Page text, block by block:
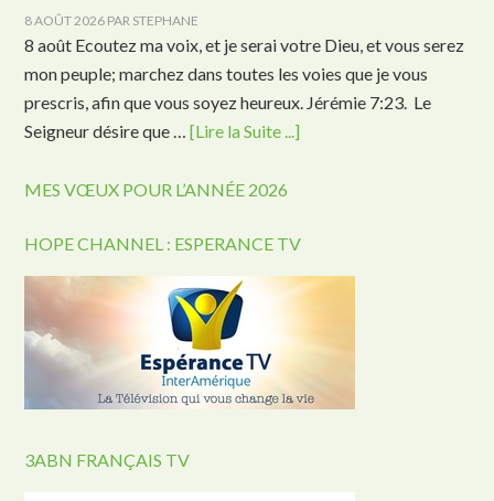
8 AOÛT 2026 PAR STEPHANE
8 août Ecoutez ma voix, et je serai votre Dieu, et vous serez
mon peuple; marchez dans toutes les voies que je vous
prescris, afin que vous soyez heureux. Jérémie 7:23. Le
Seigneur désire que …[Lire la Suite ...]
MES VŒUX POUR L’ANNÉE 2026
HOPE CHANNEL : ESPERANCE TV
3ABN FRANÇAIS TV